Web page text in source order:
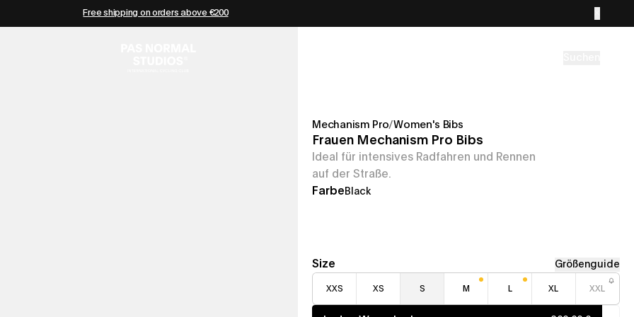
Free shipping on orders above €200
Mechanism Pro/Women's Bibs
Frauen Mechanism Pro Bibs
Ideal für intensives Radfahren und Rennen
auf der Straße.
Farbe Black
Size Größenguide
XXS XS S M L XL XXL